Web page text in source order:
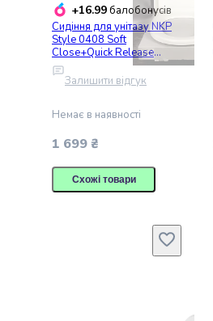
Попкорн
Кукурудзяні
палички
Сушені
гриби
закуски
та
нектари
Енергетичні
+16.99балобонусів
Сидіння для унітазу NKP
Style 0408 Soft
Close+Quick Release
дюропласт
антибактеріальне
Залишити відгук
Немає в наявності
1 699 ₴
Схожі товари